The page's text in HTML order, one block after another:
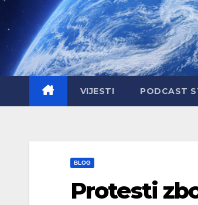
content
VIJESTI PODCAST
BLOG
Protesti